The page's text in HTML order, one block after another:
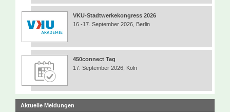
VKU-Stadtwerkekongress 2026
16.-17. September 2026, Berlin
450connect Tag
17. September 2026, Köln
Aktuelle Meldungen